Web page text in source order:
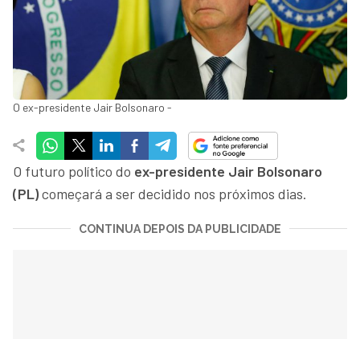
O ex-presidente Jair Bolsonaro -
O futuro político do ex-presidente Jair Bolsonaro
(PL)começará a ser decidido nos próximos dias.
CONTINUA DEPOIS DA PUBLICIDADE